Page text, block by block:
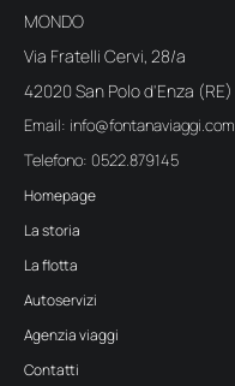
MONDO
Via Fratelli Cervi, 28/a
42020 San Polo d'Enza (RE)
Email: info@fontanaviaggi.com
Telefono: 0522.879145
Homepage
La storia
La flotta
Autoservizi
Agenzia viaggi
Contatti